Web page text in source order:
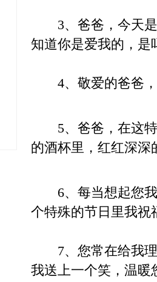
3、爸爸，今天是
知道你是爱我的，是
4、敬爱的爸爸，
5、爸爸，在这特
的酒杯里，红红深深
6、每当想起您我
个特殊的节日里我祝
7、您常在给我理
我送上一个笑，温暖